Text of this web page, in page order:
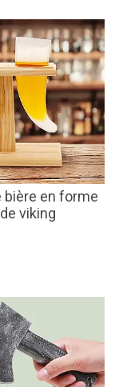
bière en forme
viking